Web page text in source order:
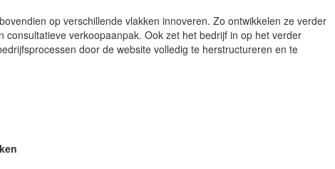
op verschillende vlakken innoveren. Zo ontwikkelen ze verder
consultatieve verkoopaanpak. Ook zet het bedrijf in op het verder
door de website volledig te herstructureren en te